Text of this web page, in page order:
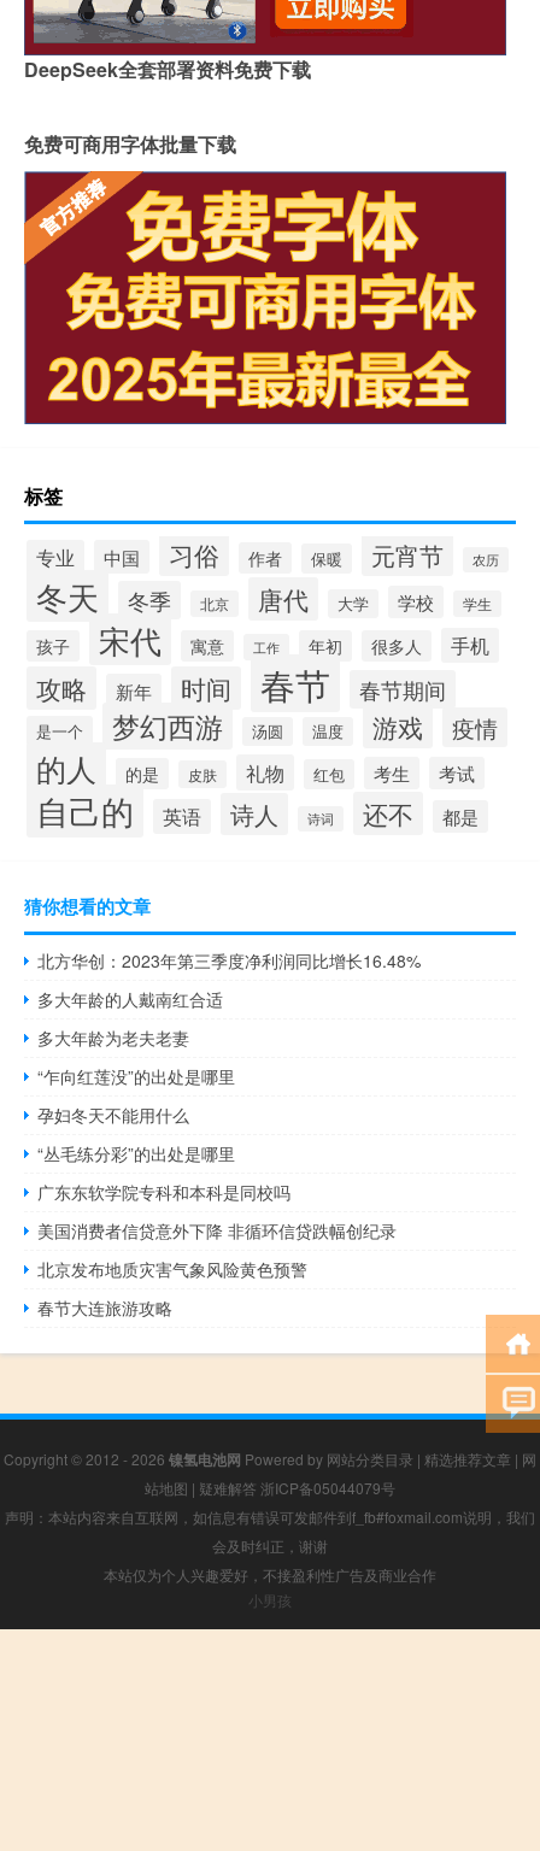
DeepSeek全套部署资料免费下载
免费可商用字体批量下载
标签
专业 中国 习俗 作者 保暖 元宵节 农历
冬天 冬季 北京 唐代 大学 学校 学生
孩子 宋代 寓意 工作 年初 很多人 手机
攻略 新年 时间 春节 春节期间
是一个 梦幻西游 汤圆 温度 游戏 疫情
的人 的是 皮肤 礼物 红包 考生 考试
自己的 英语 诗人 诗词 还不 都是
猜你想看的文章
北方华创：2023年第三季度净利润同比增长16.48%
多大年龄的人戴南红合适
多大年龄为老夫老妻
“乍向红莲没”的出处是哪里
孕妇冬天不能用什么
“丛毛练分彩”的出处是哪里
广东东软学院专科和本科是同校吗
美国消费者信贷意外下降 非循环信贷跌幅创纪录
北京发布地质灾害气象风险黄色预警
春节大连旅游攻略
Copyright © 2012 - 2026 镍氢电池网 Powered by 网站分类目录 | 精选推荐文章 | 网
站地图 | 疑难解答 浙ICP备05044079号
声明：本站内容来自互联网，如信息有错误可发邮件到f_fb#foxmail.com说明，我们
会及时纠正，谢谢
本站仅为个人兴趣爱好，不接盈利性广告及商业合作
小男孩